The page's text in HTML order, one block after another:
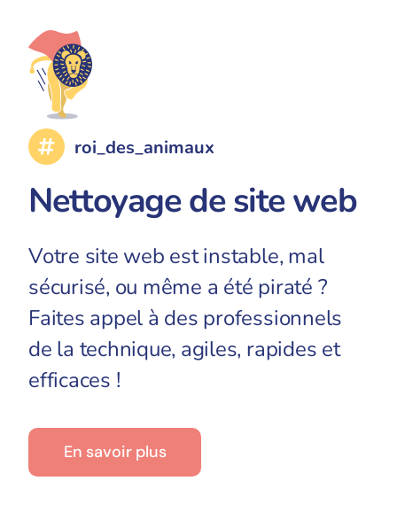
roi_des_animaux
Nettoyage de site web
Votre site web est instable, mal
sécurisé, ou même a été piraté ?
Faites appel à des professionnels
de la technique, agiles, rapides et
efficaces !
En savoir plus